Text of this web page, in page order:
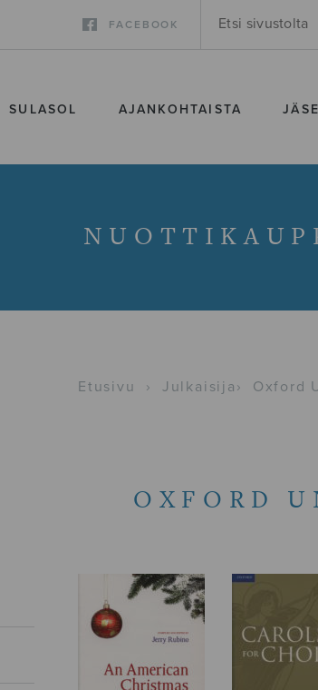
FACEBOOK
SULASOL AJANKOHTAISTA
Etusivu › Julkaisija › Oxford
OXFORD